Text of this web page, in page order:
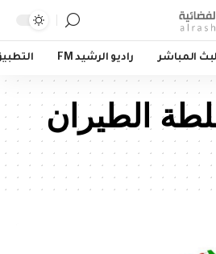
المباشر راديو الرشيد FM
الطيران